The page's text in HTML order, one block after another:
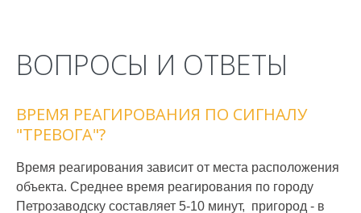
ВОПРОСЫ И ОТВЕТЫ
ВРЕМЯ РЕАГИРОВАНИЯ ПО СИГНАЛУ
"ТРЕВОГА"?
Время реагирования зависит от места расположения
объекта. Среднее время реагирования по городу
Петрозаводску составляет 5-10 минут, пригород - в